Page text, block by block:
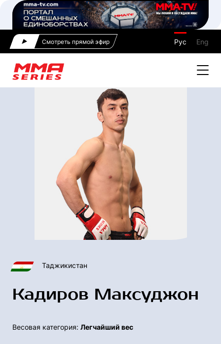
Смотреть прямой эфир Рус Eng
Таджикистан
Кадиров Максуджон
Весовая категория: Легчайший вес